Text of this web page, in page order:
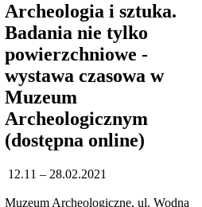
Archeologia i sztuka.
Badania nie tylko
powierzchniowe -
wystawa czasowa w
Muzeum
Archeologicznym
(dostępna online)
12.11 – 28.02.2021
Muzeum Archeologiczne, ul. Wodna